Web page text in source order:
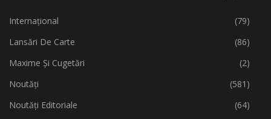
Internațional
(79)
Lansări De Carte
(86)
Maxime Și Cugetări
(2)
Noutăți
(581)
Noutăți Editoriale
(64)